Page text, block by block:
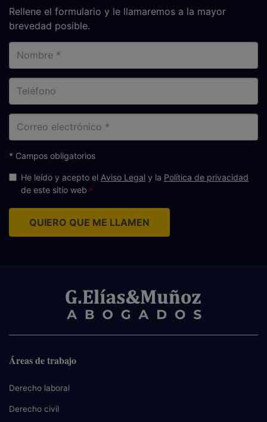
Rellene el formulario y le llamaremos a la mayor
brevedad posible.
electrónico
* Campos obligatorios
He leído y acepto el Aviso Legal y la Política de privacidad
de este sitio web
QUIERO QUE ME LLAMEN
Áreas de trabajo
Derecho laboral
Derecho civil